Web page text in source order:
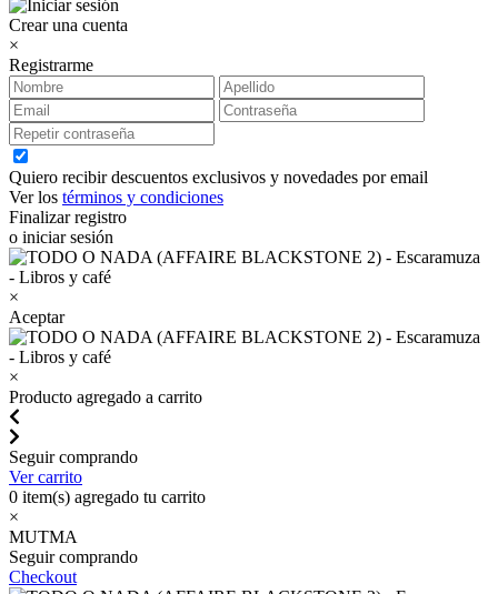
Crear una cuenta
×
Registrarme
Quiero recibir descuentos exclusivos y novedades por email
Ver los términos y condiciones
Finalizar registro
o iniciar sesión
×
Aceptar
×
Producto agregado a carrito
Seguir comprando
Ver carrito
0 item(s) agregado tu carrito
×
MUTMA
Seguir comprando
Checkout